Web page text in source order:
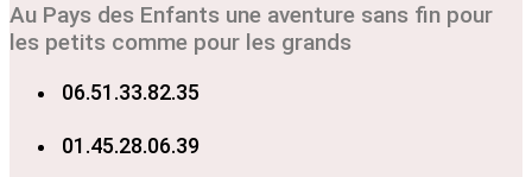
Au Pays des Enfants une aventure sans fin pour
les petits comme pour les grands
06.51.33.82.35
01.45.28.06.39